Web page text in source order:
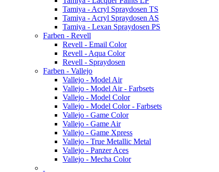
Tamiya - Acryl Spraydosen TS
Tamiya - Acryl Spraydosen AS
Tamiya - Lexan Spraydosen PS
Farben - Revell
Revell - Email Color
Revell - Aqua Color
Revell - Spraydosen
Farben - Vallejo
Vallejo - Model Air
Vallejo - Model Air - Farbsets
Vallejo - Model Color
Vallejo - Model Color - Farbsets
Vallejo - Game Color
Vallejo - Game Air
Vallejo - Game Xpress
Vallejo - True Metallic Metal
Vallejo - Panzer Aces
Vallejo - Mecha Color